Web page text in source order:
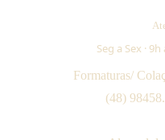
Seg a Sex · 9h
Formaturas/
(48)